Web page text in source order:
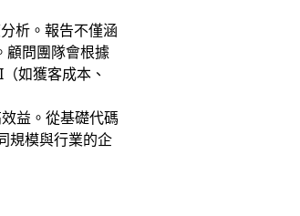
析。報告不僅涵
顧問團隊會根據
如獲客成本、
益。從基礎代碼
規模與行業的企